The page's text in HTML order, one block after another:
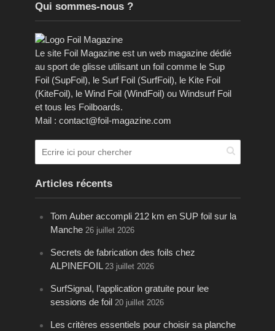
Qui sommes-nous ?
Le site Foil Magazine est un web magazine dédié
au sport de glisse utilisant un foil comme le Sup
Foil (SupFoil), le Surf Foil (SurfFoil), le Kite Foil
(KiteFoil), le Wind Foil (WindFoil) ou Windsurf Foil
et tous les Foilboards.
Mail : contact@foil-magazine.com
Articles récents
Tom Auber accompli 212 km en SUP foil sur la
Manche 26 juillet 2026
Secrets de fabrication des foils chez
ALPINEFOIL 23 juillet 2026
SurfSignal, l’application gratuite pour lee
sessions de foil 20 juillet 2026
Les critères essentiels pour choisir sa planche